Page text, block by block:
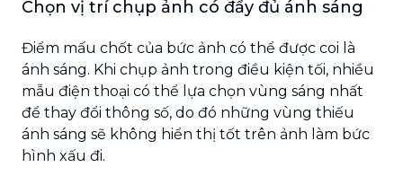
Chọn vị trí chụp ảnh có đầy đủ ánh sáng
Điểm mấu chốt của bức ảnh có thể được coi là
ánh sáng. Khi chụp ảnh trong điều kiện tối, nhiều
mẫu điện thoại có thể lựa chọn vùng sáng nhất
để thay đổi thông số, do đó những vùng thiếu
ánh sáng sẽ không hiển thị tốt trên ảnh làm bức
hình xấu đi.